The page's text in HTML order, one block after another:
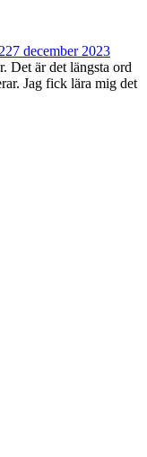
27 december 2023
Det är det längsta ord
Jag fick lära mig det